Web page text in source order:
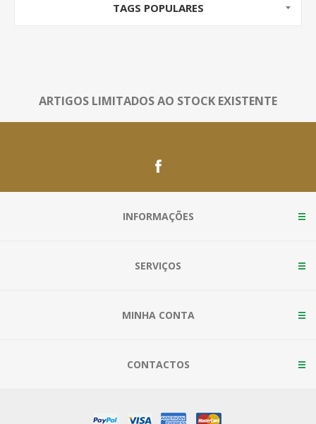
TAGS POPULARES
ARTIGOS LIMITADOS AO STOCK EXISTENTE
INFORMAÇÕES
SERVIÇOS
MINHA CONTA
CONTACTOS